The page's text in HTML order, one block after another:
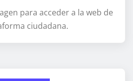
para acceder a la web de
ciudadana.